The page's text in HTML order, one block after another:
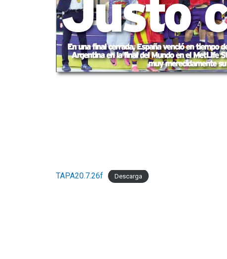
TAPA20.7.26f Descarga